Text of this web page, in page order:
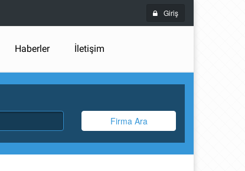
Giriş
Haberler İletişim
Firma Ara